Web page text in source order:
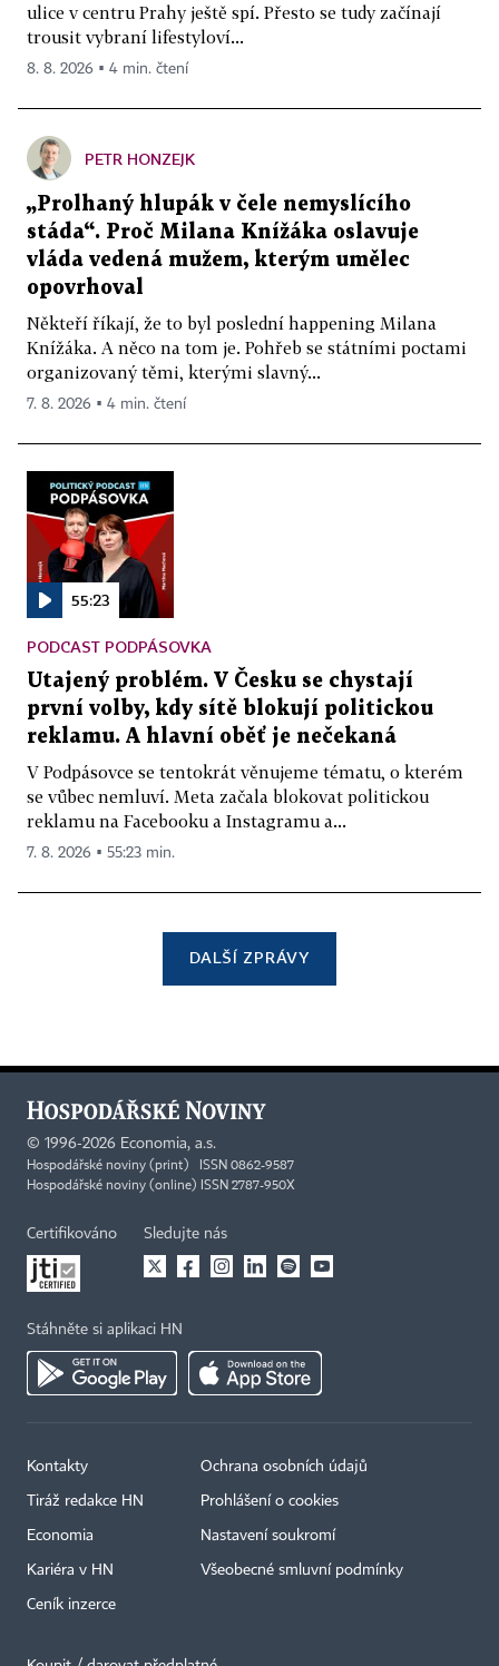
ulice v centru Prahy ještě spí. Přesto se tudy začínají
trousit vybraní lifestyloví...
8. 8. 2026 ▪ 4 min. čtení
PETR HONZEJK
„Prolhaný hlupák v čele nemyslícího
stáda“. Proč Milana Knížáka oslavuje
vláda vedená mužem, kterým umělec
opovrhoval
Někteří říkají, že to byl poslední happening Milana
Knížáka. A něco na tom je. Pohřeb se státními poctami
organizovaný těmi, kterými slavný...
7. 8. 2026 ▪ 4 min. čtení
55:23
PODCAST PODPÁSOVKA
Utajený problém. V Česku se chystají
první volby, kdy sítě blokují politickou
reklamu. A hlavní oběť je nečekaná
V Podpásovce se tentokrát věnujeme tématu, o kterém
se vůbec nemluví. Meta začala blokovat politickou
reklamu na Facebooku a Instagramu a...
7. 8. 2026 ▪ 55:23 min.
DALŠÍ ZPRÁVY
© 1996-2026 Economia, a.s.
Hospodářské noviny (print) ISSN 0862-9587
Hospodářské noviny (online) ISSN 2787-950X
Certifikováno Sledujte nás
Stáhněte si aplikaci HN
Kontakty
Tiráž redakce HN
Economia
Kariéra v HN
Ceník inzerce
Ochrana osobních údajů
Prohlášení o cookies
Nastavení soukromí
Všeobecné smluvní podmínky